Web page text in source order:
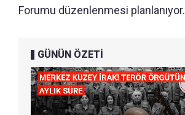
Forumu düzenlenmesi planlanıyor.
GÜNÜN ÖZETİ